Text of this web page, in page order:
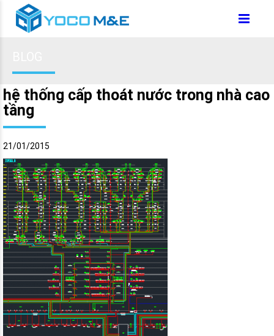
hệ thống cấp thoát nước trong nhà cao
tầng
21/01/2015